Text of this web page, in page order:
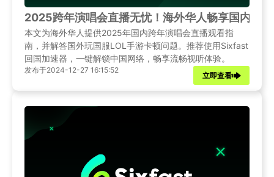
2025跨年演唱会直播无忧！海外华人畅享国内视
本文为海外华人提供2025年国内跨年演唱会直播观看指
南，并解答国外玩国服LOL手游卡顿问题。推荐使用Sixfast
回国加速器，一键解锁中国网络，畅享流畅视听体验。
发布于2024-12-27 16:15:52
立即查看